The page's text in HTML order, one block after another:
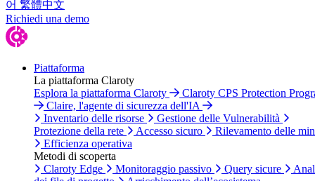
어 繁體中文
Richiedi una demo
Piattaforma
La piattaforma Claroty
Esplora la piattaforma Claroty
Claroty CPS Protection
Claire, l'agente di sicurezza dell'IA
Inventario delle risorse
Gestione delle Vulnerabilità
Protezione della rete
Accesso sicuro
Rilevamento delle
Efficienza operativa
Metodi di scoperta
Claroty Edge
Monitoraggio passivo Query sicure